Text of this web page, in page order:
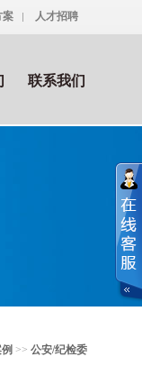
案 人才招聘
联系我们
>> 公安/纪检委